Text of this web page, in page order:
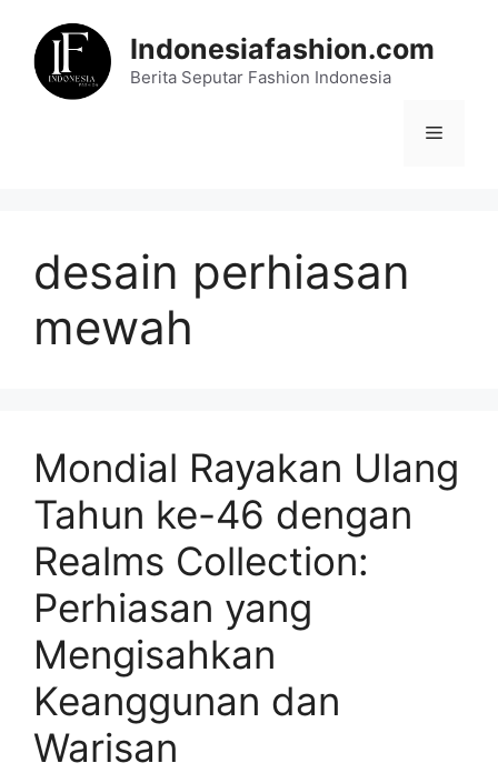
content
Indonesiafashion.com
Berita Seputar Fashion Indonesia
Menu
desain perhiasan
mewah
Mondial Rayakan Ulang
Tahun ke-46 dengan
Realms Collection:
Perhiasan yang
Mengisahkan
Keanggunan dan
Warisan